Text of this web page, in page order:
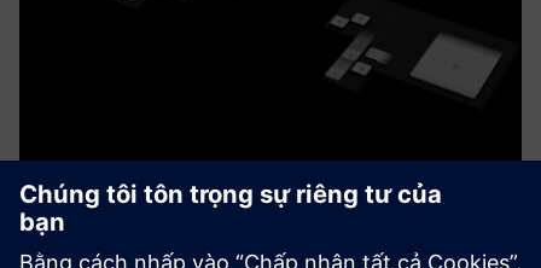
Planar Motor System